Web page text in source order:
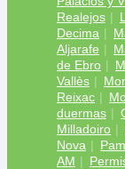
Realejos
Decima
Aljarafe
de Ebro
Vallès
Reixac
duermas
Milladoiro
Nova
AM